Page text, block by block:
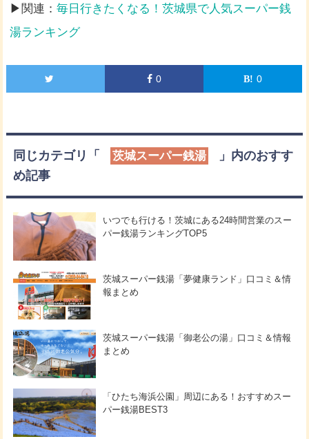
▶関連：毎日行きたくなる！茨城県で人気スーパー銭
湯ランキング
0 0
同じカテゴリ「 茨城スーパー銭湯
」内のおすす
め記事
いつでも行ける！茨城にある24時間営業のスー
パー銭湯ランキングTOP5
茨城スーパー銭湯「夢健康ランド」口コミ＆情
報まとめ
茨城スーパー銭湯「御老公の湯」口コミ＆情報
まとめ
「ひたち海浜公園」周辺にある！おすすめスー
パー銭湯BEST3